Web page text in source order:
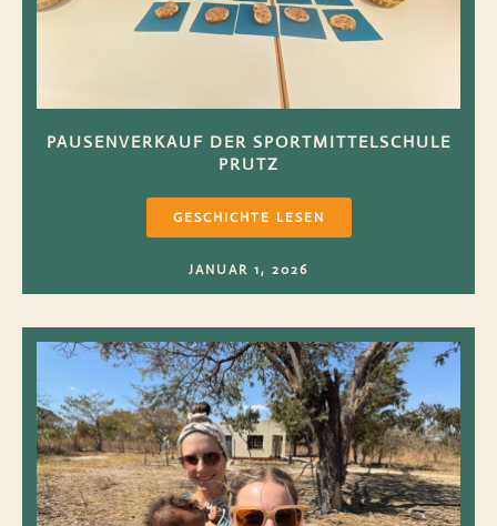
PAUSENVERKAUF DER SPORTMITTELSCHULE
PRUTZ
GESCHICHTE LESEN
JANUAR 1, 2026